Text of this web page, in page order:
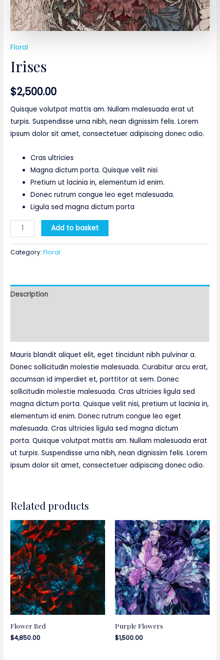
Floral
Irises
$2,500.00
Quisque volutpat mattis am. Nullam malesuada erat ut
turpis. Suspendisse urna nibh, nean dignissim felis. Lorem
ipsum dolor sit amet, consectetuer adipiscing donec odio.
Cras ultricies
Magna dictum porta. Quisque velit nisi
Pretium ut lacinia in, elementum id enim.
Donec rutrum congue leo eget malesuada.
Ligula sed magna dictum porta
Irises
quantity
Add to basket
Category:Floral
Description
Mauris blandit aliquet elit, eget tincidunt nibh pulvinar a.
Donec sollicitudin molestie malesuada. Curabitur arcu erat,
accumsan id imperdiet et, porttitor at sem. Donec
sollicitudin molestie malesuada. Cras ultricies ligula sed
magna dictum porta. Quisque velit nisi, pretium ut lacinia in,
elementum id enim. Donec rutrum congue leo eget
malesuada. Cras ultricies ligula sed magna dictum
porta. Quisque volutpat mattis am. Nullam malesuada erat
ut turpis. Suspendisse urna nibh, nean dignissim felis. Lorem
ipsum dolor sit amet, consectetuer adipiscing donec odio.
Related products
Flower Bed
$4,850.00
Purple Flowers
$1,500.00